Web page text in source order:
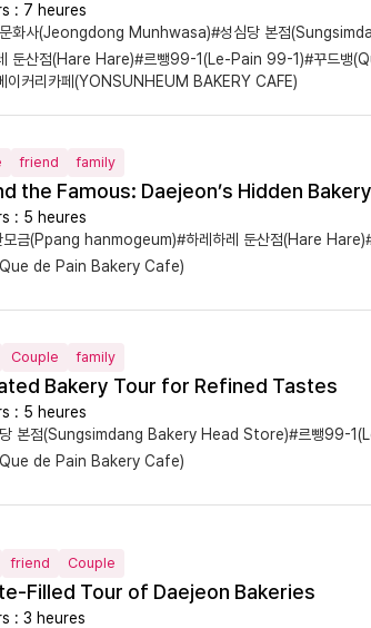
: 7 heures
화사(Jeongdong Munhwasa)#성심당 본점
둔산점(Hare Hare)#르뺑99-1(Le-Pain 99-1)#꾸드뱅
이커리카페(YONSUNHEUM BAKERY CAFE)
friend family
the Famous: Daejeon’s Hidden
: 5 heures
모금(Ppang hanmogeum)#하레하레 둔산점(Hare Hare)
de Pain Bakery Cafe)
Couple family
Bakery Tour for Refined Tastes
: 5 heures
본점(Sungsimdang Bakery Head Store)#르뺑99-
de Pain Bakery Cafe)
friend Couple
Filled Tour of Daejeon Bakeries
: 3 heures